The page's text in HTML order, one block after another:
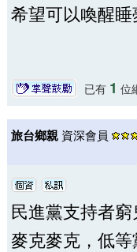
希望可以喚醒
已有 1 位
旅台鄉親 資深會員
民進黨支持者
麥克麥克，低